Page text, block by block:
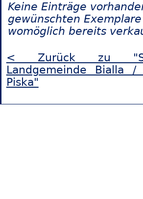
Keine Einträge
gewünschten
womöglich bereits
< Zurück zu
Landgemeinde Bialla /
Piska"